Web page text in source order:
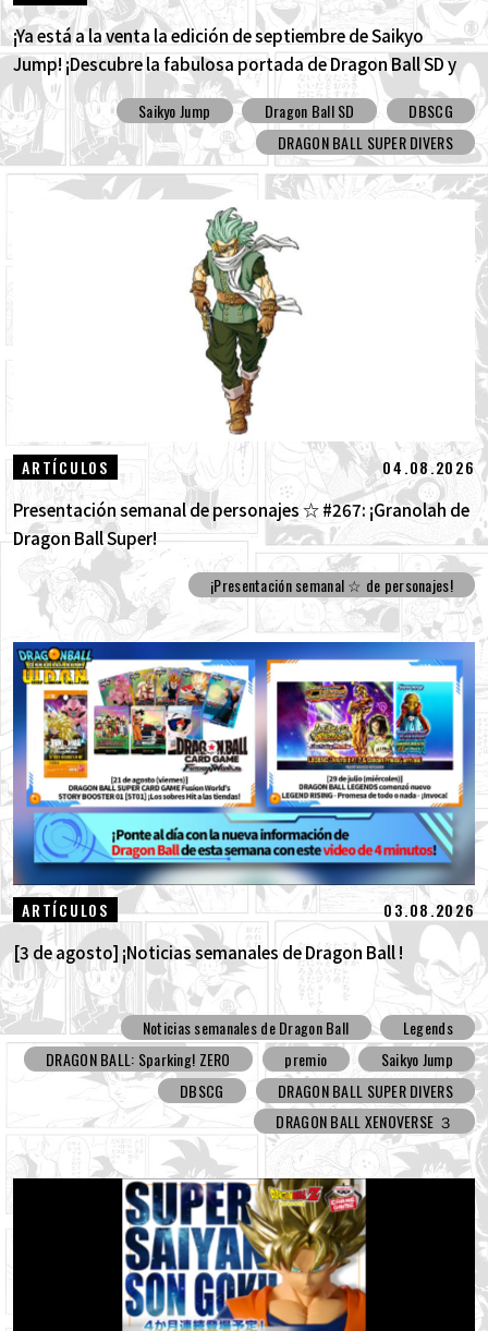
¡Ya está a la venta la edición de septiembre de Saikyo
Jump! ¡Descubre la fabulosa portada de Dragon Ball SD y
todos los divertidos extras!
Saikyo Jump Dragon Ball SD
DBSCG
DRAGON BALL SUPER DIVERS
ARTÍCULOS 04.08.2026
Presentación semanal de personajes ☆ #267: ¡Granolah de
Dragon Ball Super!
¡Presentación semanal ☆ de personajes!
ARTÍCULOS 03.08.2026
[3 de agosto] ¡Noticias semanales de Dragon Ball !
Noticias semanales de Dragon Ball
Legends
DRAGON BALL: Sparking! ZERO
premio
Saikyo Jump
DBSCG
DRAGON BALL SUPER DIVERS
DRAGON BALL XENOVERSE ３